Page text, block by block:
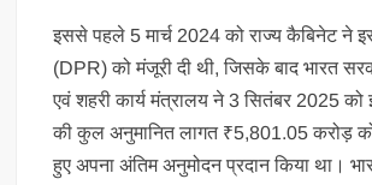
इससे पहले 5 मार्च 2024 को राज्य कैबिनेट ने
(DPR) को मंजूरी दी थी, जिसके बाद भारत
एवं शहरी कार्य मंत्रालय ने 3 सितंबर 2025 को
की कुल अनुमानित लागत ₹5,801.05 करोड़
हुए अपना अंतिम अनुमोदन प्रदान किया था।